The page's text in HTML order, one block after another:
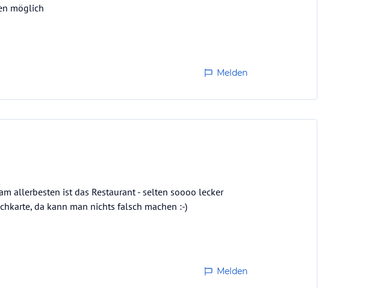
möglich
Melden
allerbesten ist das Restaurant - selten soooo lecker
da kann man nichts falsch machen :-)
Melden